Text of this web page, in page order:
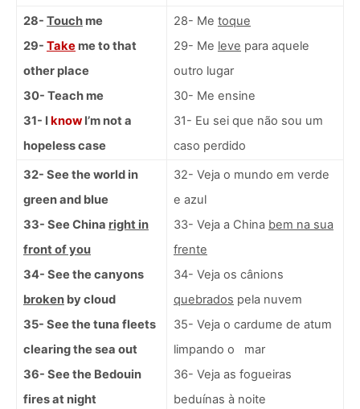
28- Touch me
29- Take me to that
other place
30- Teach me
31- Iknow I’m not a
hopeless case
28- Me toque
29- Me leve para aquele
outro lugar
30- Me ensine
31- Eu sei que não sou um
caso perdido
32- See the world in
green and blue
33- See China right in
front of you
34- See the canyons
broken by cloud
35- See the tuna fleets
clearing the sea out
36- See the Bedouin
fires at night
32- Veja o mundo em verde
e azul
33- Veja a China bem na sua
frente
34- Veja os cânions
quebrados pela nuvem
35- Veja o cardume de atum
limpando o mar
36- Veja as fogueiras
beduínas à noite